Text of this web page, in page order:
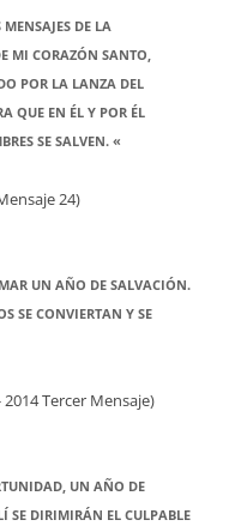
DE LA
MI CORAZÓN SANTO,
POR LA LANZA DEL
QUE EN ÉL Y POR ÉL
SE SALVEN. «
24)
UN AÑO DE SALVACIÓN.
SE CONVIERTAN Y SE
Tercer Mensaje)
UN AÑO DE
SE DIRIMIRÁN EL CULPABLE